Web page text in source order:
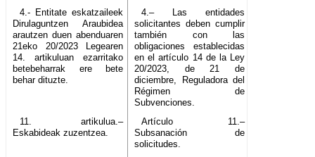
4.- Entitate eskatzaileek
Dirulaguntzen Araubidea
arautzen duen abenduaren
21eko 20/2023 Legearen
14. artikuluan ezarritako
betebeharrak ere bete
behar dituzte.
4.– Las entidades
solicitantes deben cumplir
también con las
obligaciones establecidas
en el artículo 14 de la Ley
20/2023, de 21 de
diciembre, Reguladora del
Régimen de
Subvenciones.
11. artikulua.–
Eskabideak zuzentzea.
Artículo 11.–
Subsanación de
solicitudes.